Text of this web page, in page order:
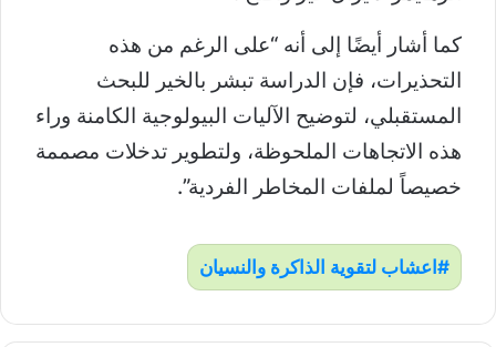
كما أشار أيضًا إلى أنه “على الرغم من هذه
التحذيرات، فإن الدراسة تبشر بالخير للبحث
المستقبلي، لتوضيح الآليات البيولوجية الكامنة وراء
هذه الاتجاهات الملحوظة، ولتطوير تدخلات مصممة
خصيصاً لملفات المخاطر الفردية”.
اعشاب لتقوية الذاكرة والنسيان